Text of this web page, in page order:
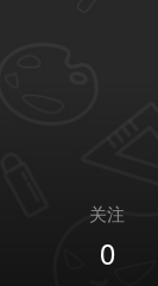
关注
0